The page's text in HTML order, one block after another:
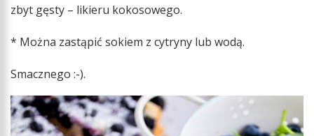
zbyt gęsty – likieru kokosowego.
* Można zastąpić sokiem z cytryny lub wodą.
Smacznego :-).